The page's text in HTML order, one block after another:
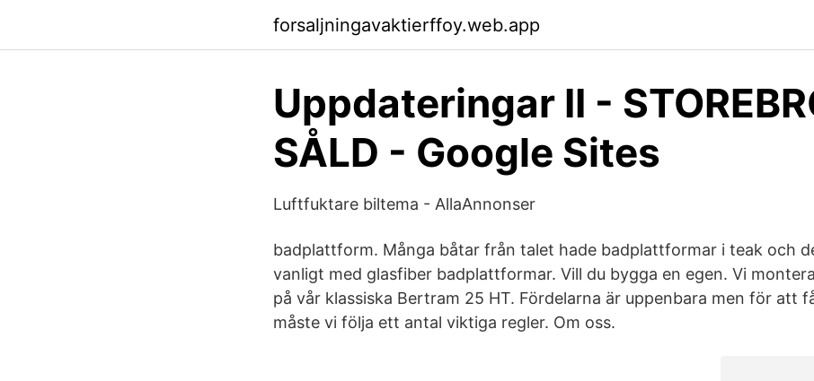
forsaljningavaktierffoy.web.app
Uppdateringar II -
SÅLD - Google Sites
Luftfuktare biltema - AllaAnnonser
badplattform. Många båtar från talet hade badplattformar i teak och
vanligt med glasfiber badplattformar. Vill du bygga en egen. Vi
på vår klassiska Bertram 25 HT. Fördelarna är uppenbara men för att
måste vi följa ett antal viktiga regler. Om oss.